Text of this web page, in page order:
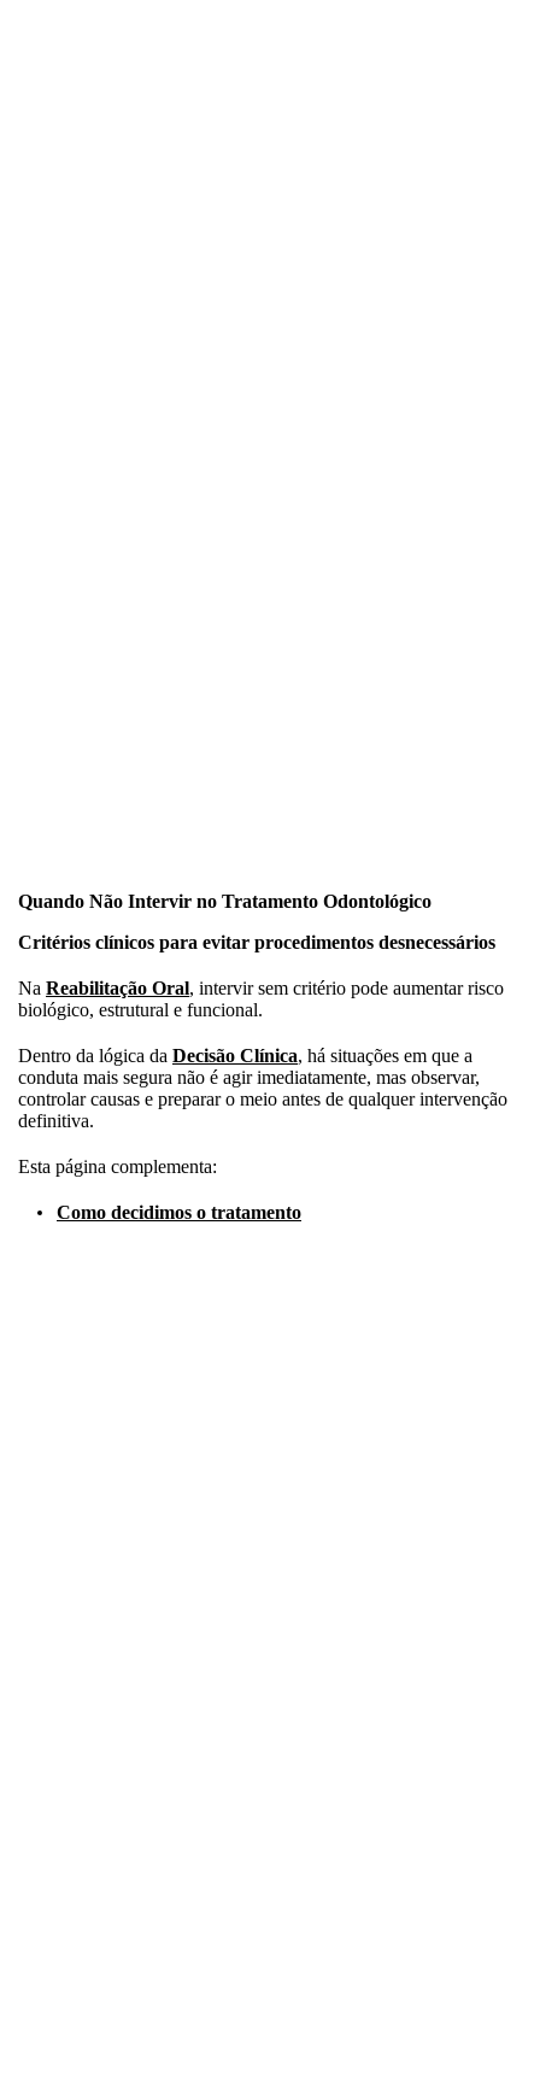
Quando Não Intervir no Tratamento Odontológico
Critérios clínicos para evitar procedimentos desnecessários
Na Reabilitação Oral, intervir sem critério pode aumentar risco
biológico, estrutural e funcional.
Dentro da lógica da Decisão Clínica, há situações em que a
conduta mais segura não é agir imediatamente, mas observar,
controlar causas e preparar o meio antes de qualquer intervenção
definitiva.
Esta página complementa:
Como decidimos o tratamento